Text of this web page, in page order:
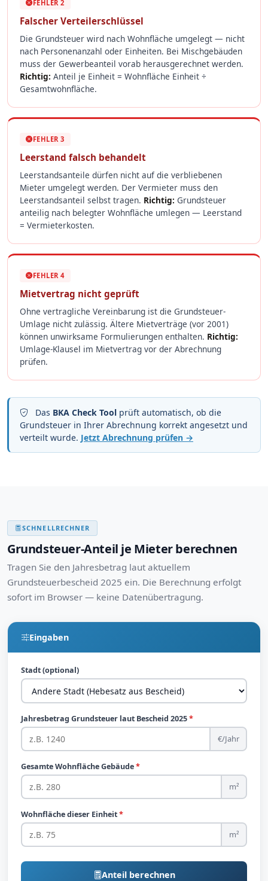
FEHLER 2
Falscher Verteilerschlüssel
Die Grundsteuer wird nach Wohnfläche umgelegt — nicht
nach Personenanzahl oder Einheiten. Bei Mischgebäuden
muss der Gewerbeanteil vorab herausgerechnet werden.
Richtig: Anteil je Einheit = Wohnfläche Einheit ÷
Gesamtwohnfläche.
FEHLER 3
Leerstand falsch behandelt
Leerstandsanteile dürfen nicht auf die verbliebenen
Mieter umgelegt werden. Der Vermieter muss den
Leerstandsanteil selbst tragen. Richtig: Grundsteuer
anteilig nach belegter Wohnfläche umlegen — Leerstand
= Vermieterkosten.
FEHLER 4
Mietvertrag nicht geprüft
Ohne vertragliche Vereinbarung ist die Grundsteuer-
Umlage nicht zulässig. Ältere Mietverträge (vor 2001)
können unwirksame Formulierungen enthalten. Richtig:
Umlage-Klausel im Mietvertrag vor der Abrechnung
prüfen.
Das BKA Check Tool prüft automatisch, ob die
Grundsteuer in Ihrer Abrechnung korrekt angesetzt und
verteilt wurde. Jetzt Abrechnung prüfen →
SCHNELLRECHNER
Grundsteuer-Anteil je Mieter berechnen
Tragen Sie den Jahresbetrag laut aktuellem
Grundsteuerbescheid 2025 ein. Die Berechnung erfolgt
sofort im Browser — keine Datenübertragung.
Eingaben
Stadt (optional)
Jahresbetrag Grundsteuer laut Bescheid 2025*
€/Jahr
Gesamte Wohnfläche Gebäude*
m²
Wohnfläche dieser Einheit*
m²
Anteil berechnen